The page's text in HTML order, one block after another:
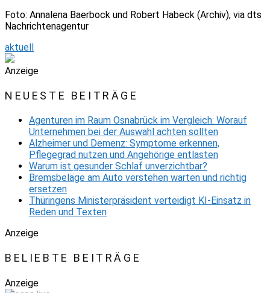
Foto: Annalena Baerbock und Robert Habeck (Archiv), via dts
Nachrichtenagentur
aktuell
Anzeige
NEUESTE BEITRÄGE
Agenturen im Raum Osnabrück im Vergleich: Worauf
Unternehmen bei der Auswahl achten sollten
Alzheimer und Demenz: Symptome erkennen,
Pflegegrad nutzen und Angehörige entlasten
Warum ist gesunder Schlaf unverzichtbar?
Bremsbeläge am Auto verstehen warten und richtig
ersetzen
Thüringens Ministerpräsident verteidigt KI-Einsatz in
Reden und Texten
Anzeige
BELIEBTE BEITRÄGE
Anzeige